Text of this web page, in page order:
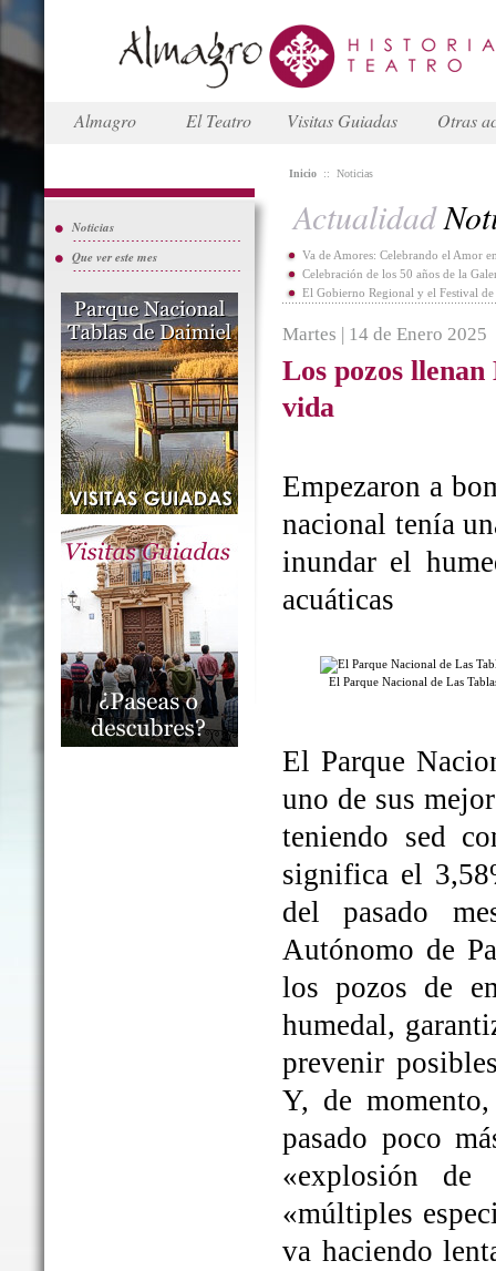
Almagro El Teatro Visitas Guiadas Otras
Noticias
Que ver este mes
Inicio :: Noticias
Actualidad
Va de Amores: Celebrando el Amor
Celebración de los 50 años de la
El Gobierno Regional y el Festival
Martes | 14 de Enero 2025
Los pozos
vida
Empezaron a
nacional tenía
inundar el
acuáticas
El Parque Nacional de Las
El Parque
uno de sus
teniendo sed
significa el
del pasado
Autónomo de
los pozos de
humedal,
prevenir
Y, de
pasado poco
«explosión
«múltiples
va haciendo